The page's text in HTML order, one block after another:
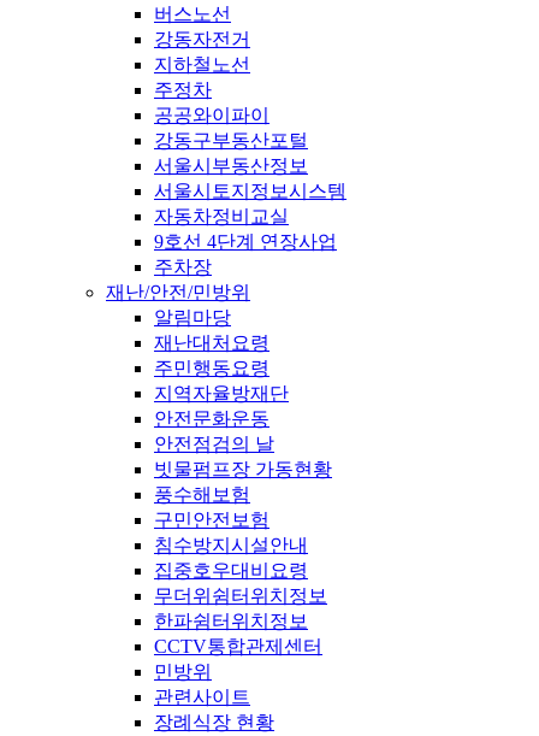
버스노선
강동자전거
지하철노선
주정차
공공와이파이
강동구부동산포털
서울시부동산정보
서울시토지정보시스템
자동차정비교실
9호선 4단계 연장사업
주차장
재난/안전/민방위
알림마당
재난대처요령
주민행동요령
지역자율방재단
안전문화운동
안전점검의 날
빗물펌프장 가동현황
풍수해보험
구민안전보험
침수방지시설안내
집중호우대비요령
무더위쉼터위치정보
한파쉼터위치정보
CCTV통합관제센터
민방위
관련사이트
장례식장 현황